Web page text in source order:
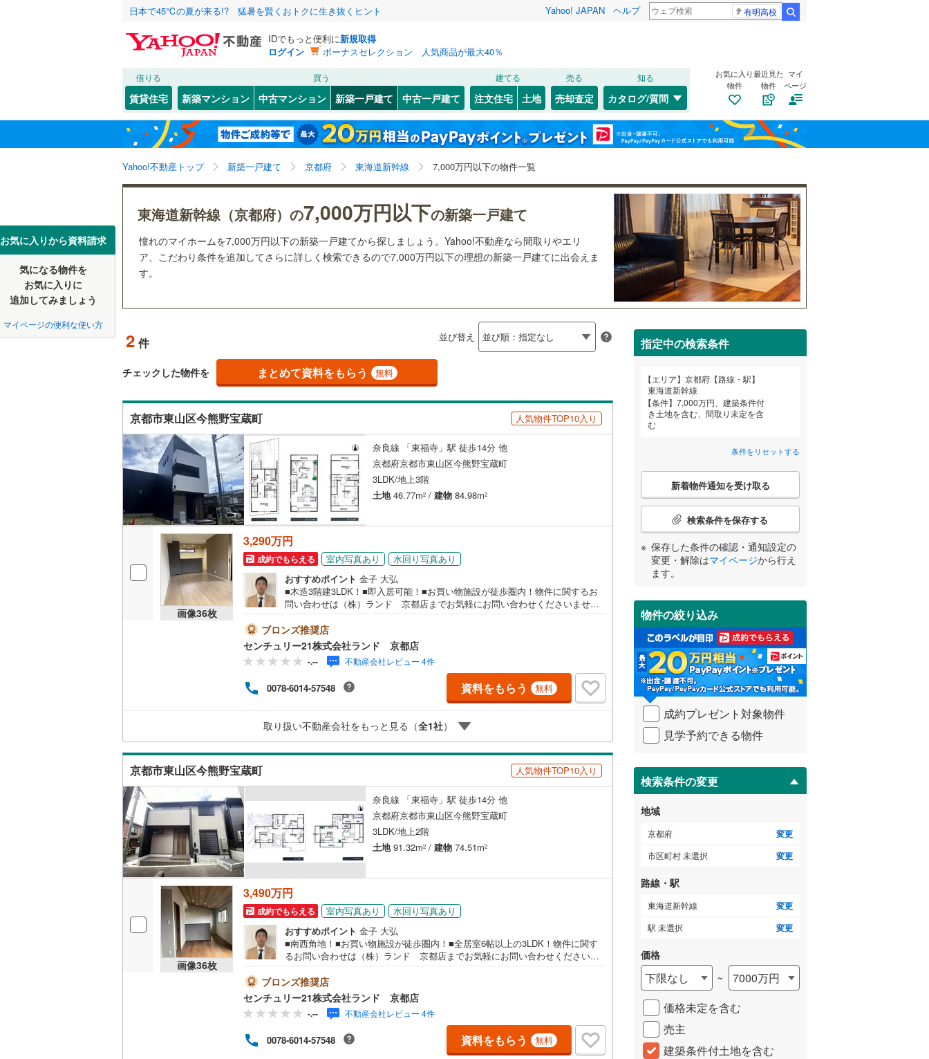
日本で45℃の夏が来る!? 猛暑を賢くおトクに生き抜くヒント Yahoo! JAPAN ヘルプ 有明高校
IDでもっと便利に新規取得
ログイン
ボーナスセレクション 人気商品が最大40％
借りる
賃貸住宅
買う
新築マンション 中古マンション 新築一戸建て 中古一戸建て
建てる
注文住宅 土地
売る
売却査定
知る
カタログ/質問
お気に入り
物件
最近見た
物件
マイ
ページ
Yahoo!不動産トップ 新築一戸建て 京都府 東海道新幹線 7,000万円以下の物件一覧
お気に入りから資料請求
気になる物件を
お気に入りに
追加してみましょう
マイページの便利な使い方
東海道新幹線（京都府）の7,000万円以下の新築一戸建て
憧れのマイホームを7,000万円以下の新築一戸建てから探しましょう。Yahoo!不動産なら間取りやエリ
ア、こだわり条件を追加してさらに詳しく検索できるので7,000万円以下の理想の新築一戸建てに出会えま
す。
2 件 並び替え
チェックした物件を まとめて資料をもらう 無料
京都市東山区今熊野宝蔵町 人気物件TOP10入り
奈良線 「東福寺」駅 徒歩14分 他
京都府京都市東山区今熊野宝蔵町
3LDK/地上3階
土地46.77m2 / 建物 84.98m2
画像36枚
3,290万円
成約でもらえる 室内写真あり
水回り写真あり
おすすめポイント 金子 大弘
■木造3階建3LDK！■即入居可能！■お買い物施設が徒歩圏内！物件に関するお
問い合わせは（株）ランド 京都店までお気軽にお問い合わせくださいませ！
お客様のご希望をお客様の目線でご満足いただけるお住いを全力でお探し致し
ます！●購入・売却・ローンのご相談など、些細なことでもお気軽にご相談下さ
いませ！●リフォームのご相談も承っております。○京阪鴨東線 「出町柳」駅
徒歩約6分○京都市営地下鉄烏丸線 「今出川」駅 徒歩約10分○営業時間:10:00～
20:00（火曜日・水曜日定休日※祝日は営業）事前にご連絡いただけますと、ス
ムーズにご案内が可能です。ご連絡お待ちしております！
ブロンズ推奨店
センチュリー21株式会社ランド 京都店
-.-- 不動産会社レビュー 4件
0078-6014-57548 資料をもらう 無料
取り扱い不動産会社をもっと見る（全1社）
京都市東山区今熊野宝蔵町 人気物件TOP10入り
奈良線 「東福寺」駅 徒歩14分 他
京都府京都市東山区今熊野宝蔵町
3LDK/地上2階
土地91.32m2 / 建物 74.51m2
画像36枚
3,490万円
成約でもらえる 室内写真あり
水回り写真あり
おすすめポイント 金子 大弘
■南西角地！■お買い物施設が徒歩圏内！■全居室6帖以上の3LDK！物件に関す
るお問い合わせは（株）ランド 京都店までお気軽にお問い合わせくださいま
は・・・ お客様のご希望をお客様の目線でご満足いただけるお住いを全力で
お探し致します！●購入・売却・ローンのご相談など、些細なことでもお気軽に
ご相談下さいませ！●リフォームのご相談も承っております。○京阪鴨東線 「出
町柳」駅 徒歩約6分○京都市営地下鉄烏丸線 「今出川」駅 徒歩約10分○営業時
間:10:00～20:00（火曜日・水曜日定休日※祝日は営業）事前にご連絡いただけ
ますと、スムーズにご案内が可能です。ご連絡お待ちしております！
ブロンズ推奨店
センチュリー21株式会社ランド 京都店
-.-- 不動産会社レビュー 4件
0078-6014-57548 資料をもらう 無料
指定中の検索条件
エリア
京都府【路線・駅】
東海道新幹線
条件
7,000万円、建築条件付
き土地を含む、間取り未定を含
む
条件をリセットする
こ
検
条
件
受
け
取
る
・
条
件
を
イ
ペ
ジ
に
保
存
す
る
新着物件通知を受け取る
検索条件を保存する
保存した条件の確認・通知設定の
変更・解除はマイページから行え
ます。
物件の絞り込み
成約プレゼント対象物件
見学予約できる物件
検索条件の変更
地域
京都府 変更
市区町村 未選択 変更
路線・駅
東海道新幹線 変更
駅 未選択 変更
価格
下限なし ~
7000万円
価格未定を含む
売主
建築条件付土地を含む
北海道 北海道
東北 青森 岩手 宮城 秋田 山形 福島
関東 東京 神奈川 埼玉 千葉
長野 富山
東海 愛知 岐阜 静岡 三重
和歌山
中国 鳥取 島根 岡山 広島 山口
高知
福岡 佐賀 長崎 鹿児島
該当物件0件 この条件で検索する 条件をリセットする
京都市 北区(27) 上京区(16) 左京区(25)
中京区(2) 東山区(4) 下京区(3)
南区
5 右京区 ( 59)
京都府のそのほ
かの地域
福知山市(0) 舞鶴市(3) 綾部市(1)
宇治市(77 ) 宮津市(0) 亀岡市( 11)
長岡京市(10)
木津川市(37) 乙訓郡大山崎町(1)
久世郡久御山町( 6)
相楽郡精華町 (0
船井郡京丹波町(0) 与謝郡伊根町 (0)
与謝郡与謝野町
)
該当物件0件 この条件で検索する 条件をリセットする
該当物件0件 この条件で検索する 条件をリセットする
JR 東海道本線（JR西日本）(94) 小浜線(0) 関西本線（JR西日本）(
湖西線(22) 福知山線(0) 山陰本線(60
舞鶴線(4) 奈良線(194) 片町線(61)
東海道新幹線(2
京都市営地下鉄烏丸線(55)
私鉄・その他 近鉄京都線(173) 京福電気鉄道嵐山本線(56) 京福電気鉄道北野線(45)
叡山電鉄叡山本線( 25) 嵯峨野観光鉄道 ( 14) 京阪本線 109
京阪鴨東線(8)
京都丹後鉄道宮舞線( 3) 京都丹後鉄道宮豊線(
該当物件0件 この条件で検索する 条件をリセットする
該当物件0件 この条件で検索する 条件をリセットする
こだわり条件 設備
床暖房（0） オール電化（0） トイレ２か所（1）
駐車場2台以上（0） ビルトインガレージ（0） 太陽光発電システム（0）
ＴＶモニタ付インターホン
（1）
防犯カメラ（0 ）
配置、向き、建ち方、日当たり
前道6m以上 （0） 角地（0） 1）
LD
（2）
（0）
設計住宅性能評価付き
（0）
住宅性能評価付き（0）
長期優良住宅 （0）
大規模（総区画数50戸以上）
立地
最寄りの駅が始発駅 小学校まで1km以内（ 1）
間取り、居室全体
吹き抜け（0） バリアフリー住宅（0） 間取り変更可能
二世帯向け（0 3階建て以上（1）
サービスルーム（納戸）（1）
キッチン
独立型キッチン（0） 対面キッチン
浴室
浴室乾燥機あり（1）
バルコニー、庭
ウッドデッキあり（0 ）
収納
ウォークインクローゼット
（1 ）
床下収納
販売、価格、契約、入居関連など
即入居可能（2
オンライン対応
オンライン内見(相談)可 IT重説可（0）
該当物件0件 この条件で検索する 条件をリセットする
検索条件を保存しました
この検索条件の新着物件通知は、 マイページから設定できます。
保存した条件を見る
京都府、東海道新幹線、7,000万円、建築条件付き土地
を含む、間取り未定を含む
検索条件を保存する
閉じる お気に入りリストを見る
閉じる
閉じる お気に入りリストを見る
閉じる